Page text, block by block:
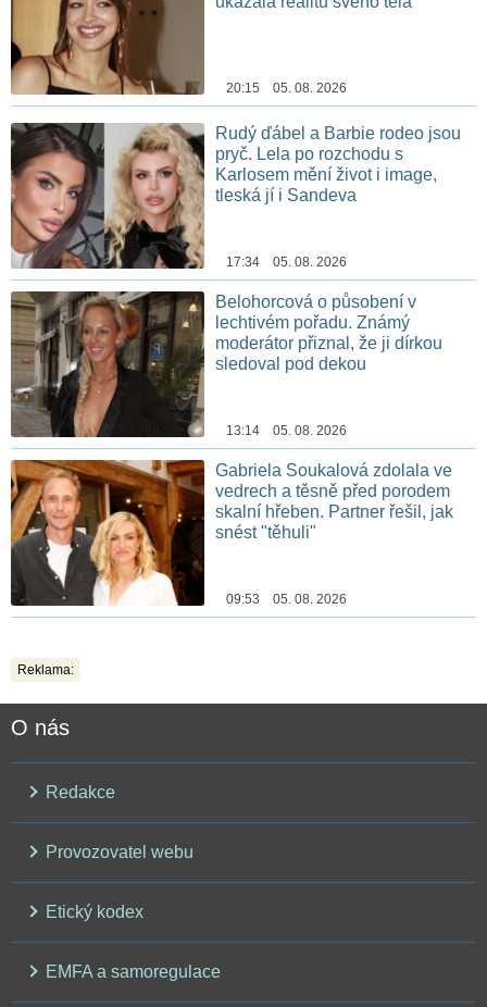
20:15 05. 08. 2026
Rudý ďábel a Barbie rodeo jsou
pryč. Lela po rozchodu s
Karlosem mění život i image,
tleská jí i Sandeva
17:34 05. 08. 2026
Belohorcová o působení v
lechtivém pořadu. Známý
moderátor přiznal, že ji dírkou
sledoval pod dekou
13:14 05. 08. 2026
Gabriela Soukalová zdolala ve
vedrech a těsně před porodem
skalní hřeben. Partner řešil, jak
snést "těhuli"
09:53 05. 08. 2026
Reklama:
O nás
Redakce
Provozovatel webu
Etický kodex
EMFA a samoregulace